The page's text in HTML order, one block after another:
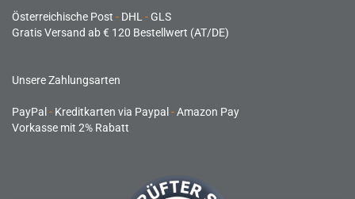
Österreichische Post - DHL -GLS
Gratis Versand ab € 120 Bestellwert (AT/DE)
Unsere Zahlungsarten
PayPal - Kreditkarten via Paypal -Amazon Pay
Vorkasse mit 2% Rabatt